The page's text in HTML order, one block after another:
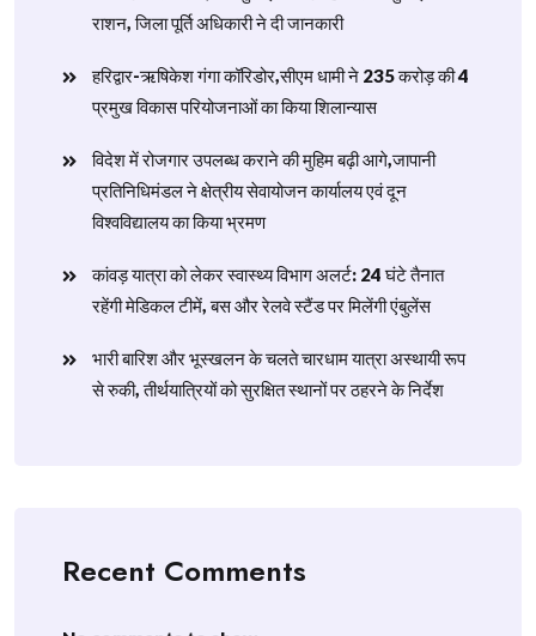
राशन, जिला पूर्ति अधिकारी ने दी जानकारी
हरिद्वार-ऋषिकेश गंगा कॉरिडोर,सीएम धामी ने 235 करोड़ की 4
प्रमुख विकास परियोजनाओं का किया शिलान्यास
विदेश में रोजगार उपलब्ध कराने की मुहिम बढ़ी आगे,जापानी
प्रतिनिधिमंडल ने क्षेत्रीय सेवायोजन कार्यालय एवं दून
विश्वविद्यालय का किया भ्रमण
​कांवड़ यात्रा को लेकर स्वास्थ्य विभाग अलर्ट: 24 घंटे तैनात
रहेंगी मेडिकल टीमें, बस और रेलवे स्टैंड पर मिलेंगी एंबुलेंस
​भारी बारिश और भूस्खलन के चलते चारधाम यात्रा अस्थायी रूप
से रुकी, तीर्थयात्रियों को सुरक्षित स्थानों पर ठहरने के निर्देश
Recent Comments